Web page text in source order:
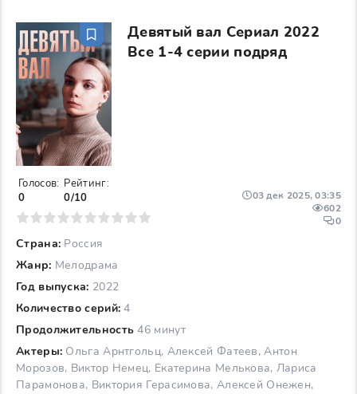
Девятый вал Сериал 2022
Все 1-4 серии подряд
Страна: Россия
Жанр: Мелодрама
Год выпуска: 2022
Количество серий: 4
Продолжительность 46 минут
Актеры: Ольга Арнтгольц, Алексей Фатеев, Антон
Морозов, Виктор Немец, Екатерина Мелькова, Лариса
Парамонова, Виктория Герасимова, Алексей Онежен,
03 дек 2025, 03:35
602
0
Голосов:
0
Рейтинг:
0/10
7 8 9 10